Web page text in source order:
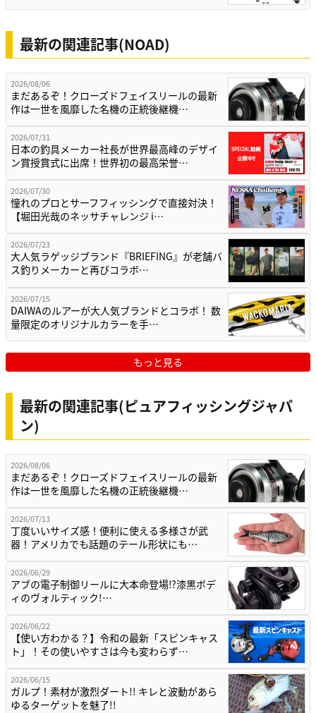
最新の関連記事(NOAD)
2026/08/06
まだあるぞ！クローズドフェイスリールの最新
作は一世を風靡した名機の正統後継機…
2026/07/31
日本の釣具メーカー社長が世界最高峰のデザイ
ン賞授賞式に出席！世界初の最高栄誉…
2026/07/30
憧れのプロとサーフフィッシングで直接対決！
【堀田光哉のネッサチャレンジ i…
2026/07/23
大人気ラゲッジブランド『BRIEFING』が老舗バ
ス釣りメーカーと再びコラボ…
2026/07/15
DAIWAのルアーが大人気ブランドとコラボ！ 数
量限定のオリジナルカラーを手…
もっと見る
最新の関連記事(ピュアフィッシングジャパ
ン)
2026/08/06
まだあるぞ！クローズドフェイスリールの最新
作は一世を風靡した名機の正統後継機…
2026/07/13
丁度いいサイズ感！便利に使える多様さが武
器！アメリカでも話題のテール形状にも…
2026/06/29
アブの電子制御リールに大本命登場⁉漆黒ボデ
ィのヴォルティック!…
2026/06/22
【使い方わかる？】令和の最新「スピンキャス
ト」！その使いやすさは今も変わらず…
2026/06/15
ガルプ！素材が激烈ダート!! キレと波動があら
ゆるターゲットを魅了!!